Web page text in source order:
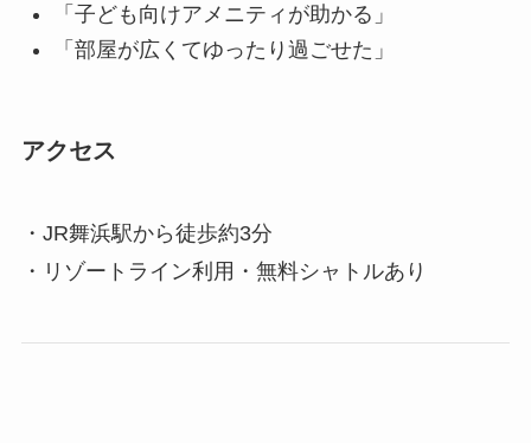
「子ども向けアメニティが助かる」
「部屋が広くてゆったり過ごせた」
アクセス
・JR舞浜駅から徒歩約3分
・リゾートライン利用・無料シャトルあり